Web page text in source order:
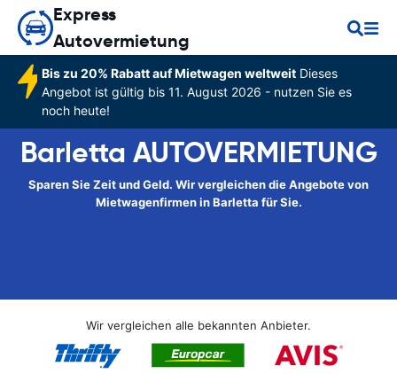
Express
Autovermietung
Bis zu 20% Rabatt auf Mietwagen weltweitDieses
Angebot ist gültig bis 11. August 2026 - nutzen Sie es
noch heute!
Barletta AUTOVERMIETUNG
Sparen Sie Zeit und Geld. Wir vergleichen die Angebote von
Mietwagenfirmen in Barletta für Sie.
Wir vergleichen alle bekannten Anbieter.